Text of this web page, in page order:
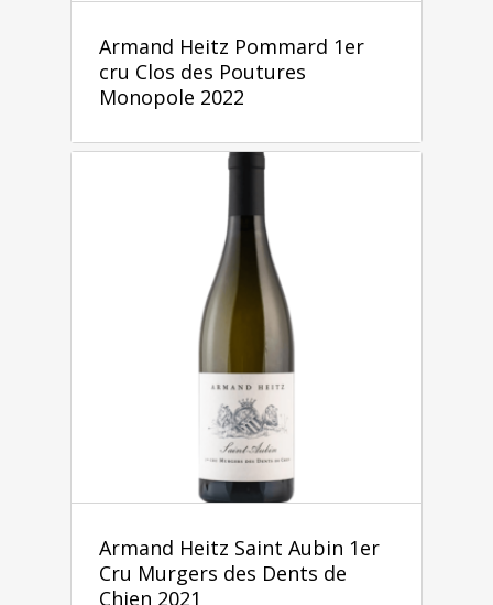
Armand Heitz Pommard 1er
cru Clos des Poutures
Monopole 2022
Armand Heitz Saint Aubin 1er
Cru Murgers des Dents de
Chien 2021